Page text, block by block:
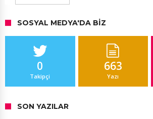
SOSYAL MEDYA'DA BIZ
0
Takipçi
663
Yazı
SON YAZILAR